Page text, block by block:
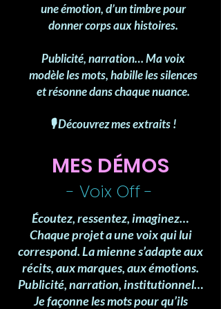
une émotion, d’un timbre pour
donner corps aux histoires.
Publicité, narration… Ma voix
modèle les mots, habille les silences
et résonne dans chaque nuance.
🎙️ Découvrez mes extraits !
MES DÉMOS
- Voix Off -
Écoutez, ressentez, imaginez…
Chaque projet a une voix qui lui
correspond. La mienne s’adapte aux
récits, aux marques, aux émotions.
Publicité, narration, institutionnel…
Je façonne les mots pour qu’ils